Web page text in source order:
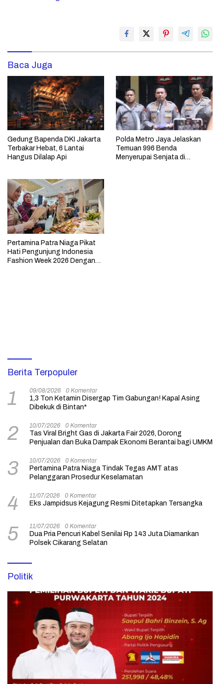
Baca Juga
Gedung Bapenda DKI Jakarta
Terbakar Hebat, 6 Lantai
Hangus Dilalap Api
Polda Metro Jaya Jelaskan
Temuan 996 Benda
Menyerupai Senjata di
Pertamina Patra Niaga Pikat
Hati Pengunjung Indonesia
Fashion Week 2026 Dengan
Berita Terpopuler
1 09/08/2026 0 Komentar
1,3 Ton Ketamin Disergap Tim Gabungan! Kapal Asing
Dibekuk di Bintan*
2 10/07/2026 0 Komentar
Tas Viral Bright Gas di Jakarta Fair 2026, Dorong
Penjualan dan Buka Dampak Ekonomi Berantai bagi UMKM
3 10/07/2026 0 Komentar
Pertamina Patra Niaga Tindak Tegas AMT atas
Pelanggaran Prosedur Keselamatan
4 11/07/2026 0 Komentar
Eks Jampidsus Kejagung Resmi Ditetapkan Tersangka
5 11/07/2026 0 Komentar
Dua Pria Pencuri Kabel Senilai Rp 143 Juta Diamankan
Polsek Cikarang Selatan
Politik